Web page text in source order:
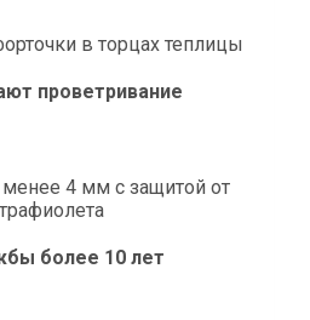
в торцах теплицы
проветривание
4 мм с защитой от
более 10 лет